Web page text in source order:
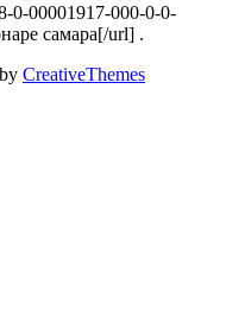
0-00001917-000-0-0-
самара[/url] .
CreativeThemes